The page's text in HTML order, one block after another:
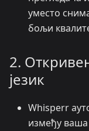
уместо
бољи
2.
језик
Whisperr
између ваша